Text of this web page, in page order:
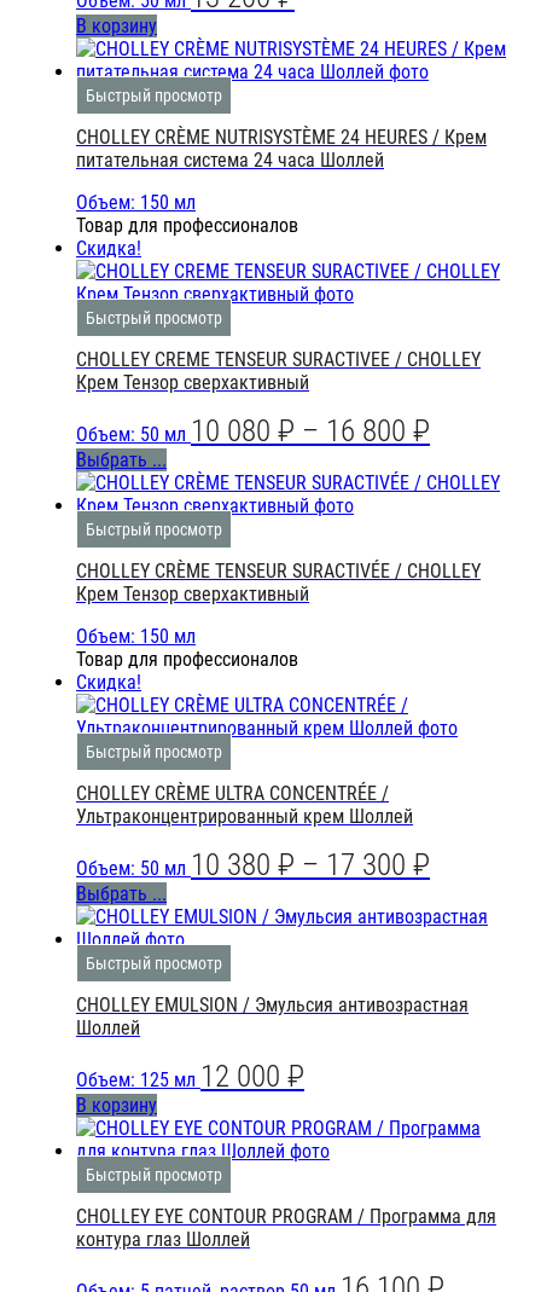
В корзину
Быстрый просмотр
CHOLLEY CRÈME NUTRISYSTÈME 24 HEURES / Крем
питательная система 24 часа Шоллей
Объем: 150 мл
Товар для профессионалов
Скидка!
Быстрый просмотр
CHOLLEY CREME TENSEUR SURACTIVEE / CHOLLEY
Крем Тензор сверхактивный
Объем: 50 мл 10 080 ₽ – 16 800 ₽
Выбрать ...
Быстрый просмотр
CHOLLEY CRÈME TENSEUR SURACTIVÉE / CHOLLEY
Крем Тензор сверхактивный
Объем: 150 мл
Товар для профессионалов
Скидка!
Быстрый просмотр
CHOLLEY CRÈME ULTRA CONCENTRÉE /
Ультраконцентрированный крем Шоллей
Объем: 50 мл 10 380 ₽ – 17 300 ₽
Выбрать ...
Быстрый просмотр
CHOLLEY EMULSION / Эмульсия антивозрастная
Шоллей
Объем: 125 мл 12 000 ₽
В корзину
Быстрый просмотр
CHOLLEY EYE CONTOUR PROGRAM / Программа для
контура глаз Шоллей